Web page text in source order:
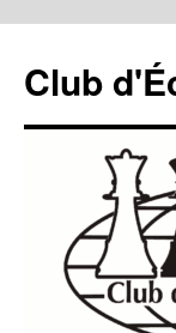
contenu
Club